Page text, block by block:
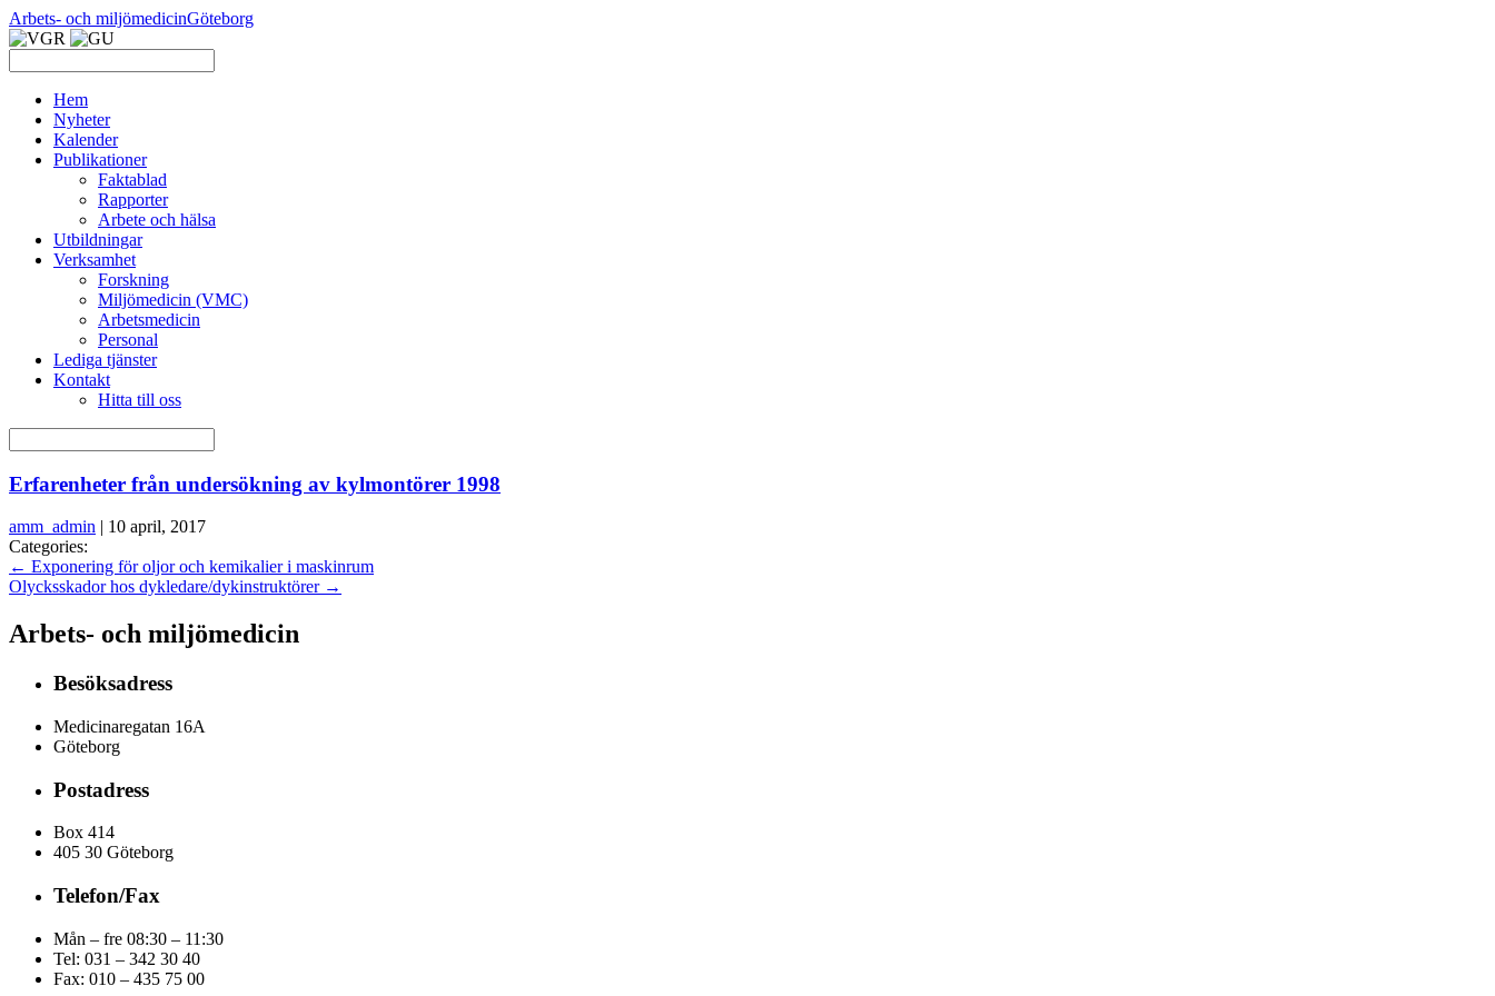
Arbets- och miljömedicinGöteborg
Hem
Nyheter
Kalender
Publikationer
Faktablad
Rapporter
Arbete och hälsa
Utbildningar
Verksamhet
Forskning
Miljömedicin (VMC)
Arbetsmedicin
Personal
Lediga tjänster
Kontakt
Hitta till oss
Erfarenheter från undersökning av kylmontörer 1998
amm_admin | 10 april, 2017
Categories:
← Exponering för oljor och kemikalier i maskinrum
Olycksskador hos dykledare/dykinstruktörer →
Arbets- och miljömedicin
Besöksadress
Medicinaregatan 16A
Göteborg
Postadress
Box 414
405 30 Göteborg
Telefon/Fax
Mån – fre 08:30 – 11:30
Tel: 031 – 342 30 40
Fax: 010 – 435 75 00